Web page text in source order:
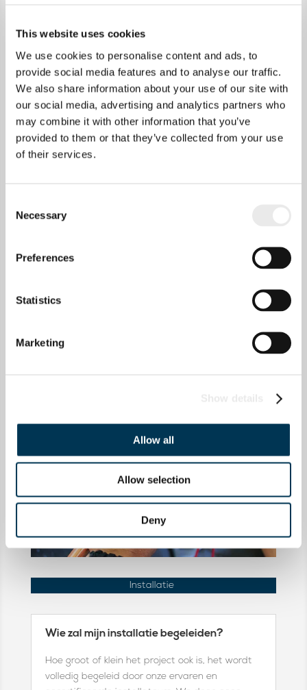
This website uses cookies
We use cookies to personalise content and ads, to
provide social media features and to analyse our traffic.
We also share information about your use of our site with
our social media, advertising and analytics partners who
may combine it with other information that you’ve
provided to them or that they’ve collected from your use
of their services.
Selection
Necessary
Preferences
Statistics
Marketing
Allow all
Allow selection
Deny
Is het ook mogelijk om een los
systeem af te nemen?
Installatie
Wie zal mijn installatie begeleiden?
Hoe groot of klein het project ook is, het wordt
volledig begeleid door onze ervaren en